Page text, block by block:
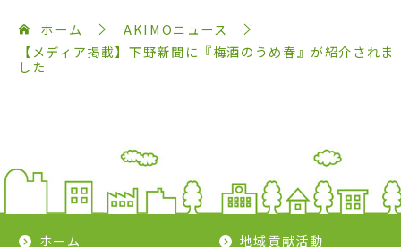
ホーム
AKIMOニュース
【メディア掲載】下野新聞に『梅酒のうめ春』が紹介されま
した
ホーム 地域貢献活動